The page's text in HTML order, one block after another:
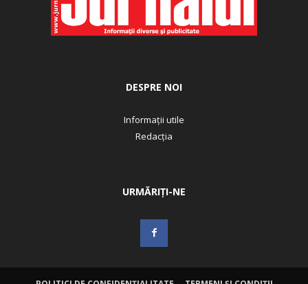
DESPRE NOI
Informații utile
Redacția
URMĂRIȚI-NE